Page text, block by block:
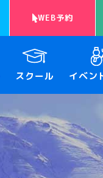
WEB予約
スクール イベン